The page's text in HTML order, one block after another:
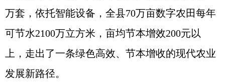
万套，依托智能设备，全县70万亩数字农田每年
可节水2100万立方米，亩均节本增效200元以
上，走出了一条绿色高效、节本增收的现代农业
发展新路径。